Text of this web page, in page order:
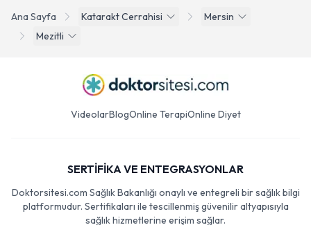
Ana Sayfa Katarakt Cerrahisi
Mersin
Mezitli
VideolarBlogOnline TerapiOnline Diyet
SERTİFİKA VE ENTEGRASYONLAR
Doktorsitesi.com Sağlık Bakanlığı onaylı ve entegreli bir sağlık bilgi
platformudur. Sertifikaları ile tescillenmiş güvenilir altyapısıyla
sağlık hizmetlerine erişim sağlar.